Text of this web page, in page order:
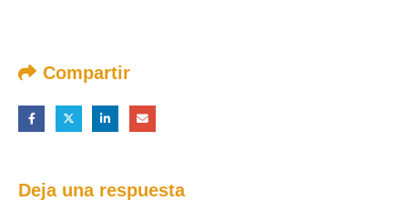
Compartir
Deja una respuesta